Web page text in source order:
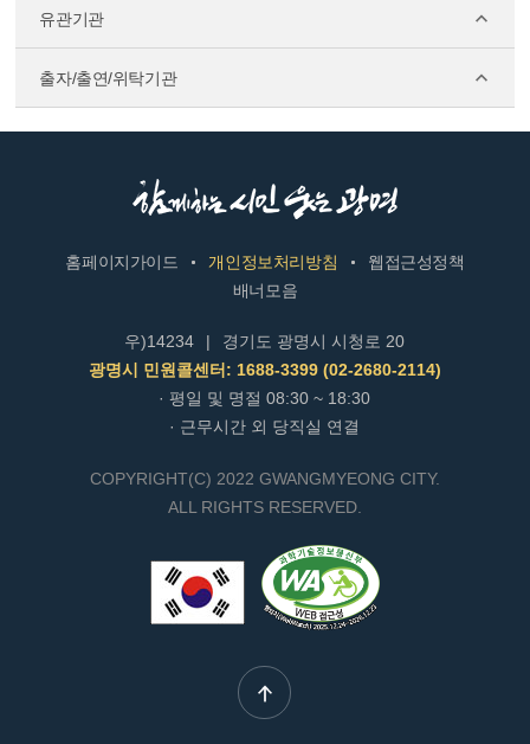
유관기관
출자/출연/위탁기관
홈페이지가이드 개인정보처리방침
웹접근성정책
배너모음
우)14234 |
경기도 광명시 시청로 20
광명시 민원콜센터: 1688-3399 (02-2680-2114)
· 평일 및 명절 08:30 ~ 18:30
· 근무시간 외 당직실 연결
COPYRIGHT(C) 2022 GWANGMYEONG CITY.
ALL RIGHTS RESERVED.